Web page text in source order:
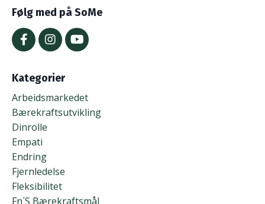
Følg med på SoMe
Kategorier
Arbeidsmarkedet
Bærekraftsutvikling
Dinrolle
Empati
Endring
Fjernledelse
Fleksibilitet
Fn´s Bærekraftsmål